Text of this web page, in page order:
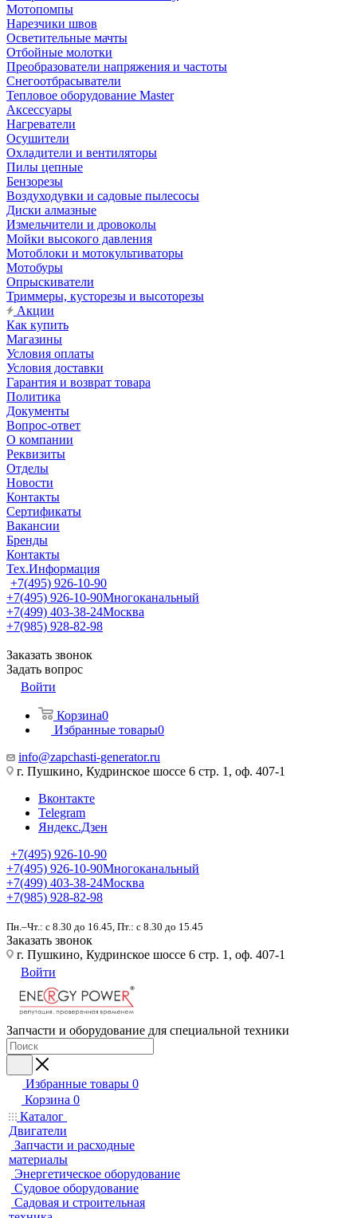
Мотопомпы
Нарезчики швов
Осветительные мачты
Отбойные молотки
Преобразователи напряжения и частоты
Снегоотбрасыватели
Тепловое оборудование Master
Аксессуары
Нагреватели
Осушители
Охладители и вентиляторы
Пилы цепные
Бензорезы
Воздуходувки и садовые пылесосы
Диски алмазные
Измельчители и дровоколы
Мойки высокого давления
Мотоблоки и мотокультиваторы
Мотобуры
Опрыскиватели
Триммеры, кусторезы и высоторезы
Акции
Как купить
Магазины
Условия оплаты
Условия доставки
Гарантия и возврат товара
Политика
Документы
Вопрос-ответ
О компании
Реквизиты
Отделы
Новости
Контакты
Сертификаты
Вакансии
Бренды
Контакты
Тех.Информация
+7(495) 926-10-90
+7(495) 926-10-90Многоканальный
+7(499) 403-38-24Москва
+7(985) 928-82-98
Заказать звонок
Задать вопрос
Войти
Корзина0
Избранные товары0
info@zapchasti-generator.ru
г. Пушкино, Кудринское шоссе 6 стр. 1, оф. 407-1
Вконтакте
Telegram
Яндекс.Дзен
+7(495) 926-10-90
+7(495) 926-10-90Многоканальный
+7(499) 403-38-24Москва
+7(985) 928-82-98
Пн.–Чт.: с 8.30 до 16.45, Пт.: с 8.30 до 15.45
Заказать звонок
г. Пушкино, Кудринское шоссе 6 стр. 1, оф. 407-1
Войти
Запчасти и оборудование для специальной техники
Избранные товары 0
Корзина 0
Каталог
Двигатели
Запчасти и расходные
материалы
Энергетическое оборудование
Судовое оборудование
Садовая и строительная